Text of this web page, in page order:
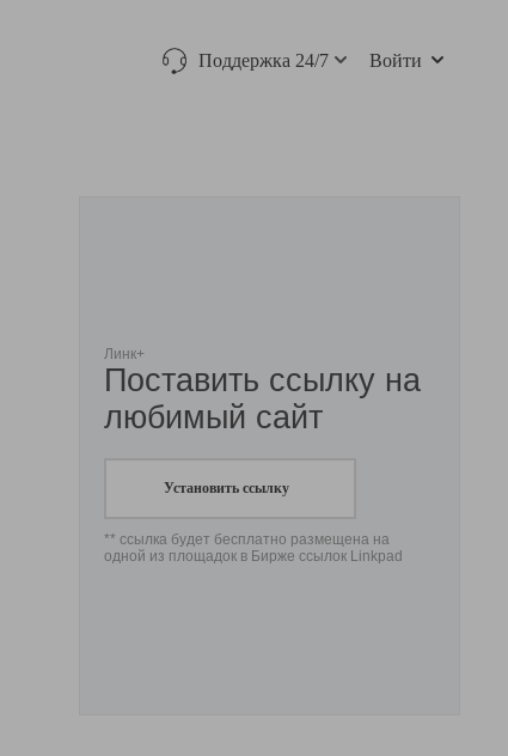
Поддержка 24/7 Войти
Линк+
Поставить ссылку на
любимый сайт
Установить ссылку
** ссылка будет бесплатно размещена на
одной из площадок в Бирже ссылок Linkpad